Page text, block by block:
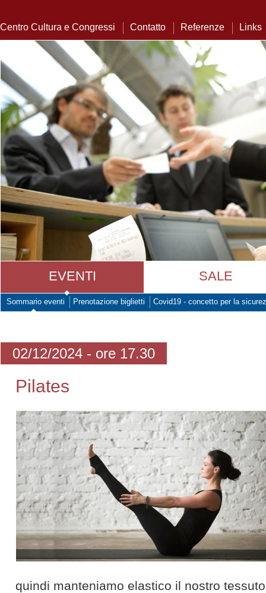
Centro Cultura e Congressi Contatto Referenze Links
EVENTI SALE
Sommario eventi Prenotazione biglietti Covid19 - concetto per la
02/12/2024 - ore 17.30
Pilates
quindi manteniamo elastico il nostro